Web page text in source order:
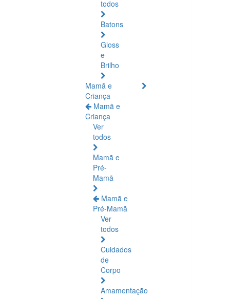
todos
Batons
Gloss
e
Brilho
Mamã e
Criança
Mamã e
Criança
Ver
todos
Mamã e
Pré-
Mamã
Mamã e
Pré-Mamã
Ver
todos
Cuidados
de
Corpo
Amamentação